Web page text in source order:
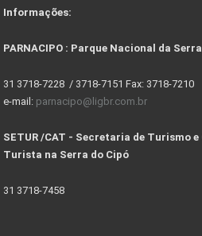
Informações:
PARNACIPO : Parque Nacional da
31 3718-7228 / 3718-7151 Fax: 3718-7210
e-mail: parnacipo@ligbr.com.br
SETUR /CAT - Secretaria de Turismo
Turista na Serra do Cipó
31 3718-7458